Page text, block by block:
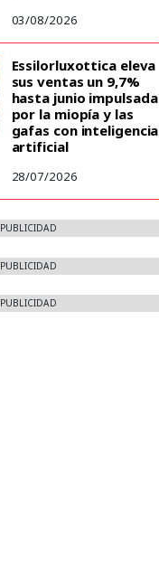
03/08/2026
Essilorluxottica eleva
sus ventas un 9,7%
hasta junio impulsada
por la miopía y las
gafas con inteligencia
artificial
28/07/2026
PUBLICIDAD
PUBLICIDAD
PUBLICIDAD